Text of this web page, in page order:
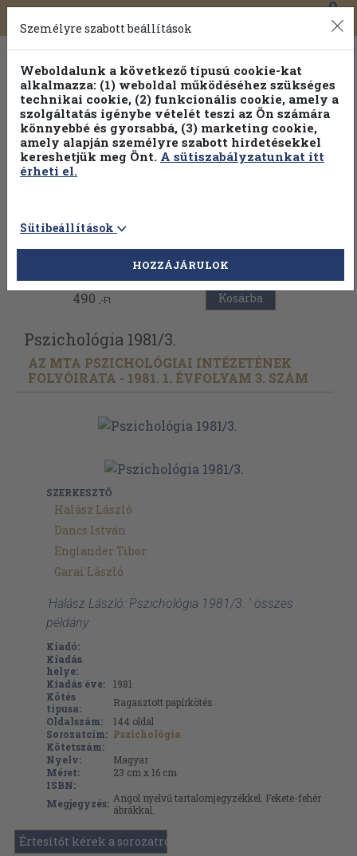
Toggle
navigation
0
Válogasson több mint 30 000 kötet közül
Hobbi témakörökben20% kedvezménnyel!
Vissza az előző oldalra
490 ,-Ft Kosárba
Pszichológia 1981/3.
AZ MTA PSZICHOLÓGIAI INTÉZETÉNEK
FOLYÓIRATA - 1981. 1. ÉVFOLYAM 3. SZÁM
SZERKESZTŐ
Halász László
Dancs István
Englander Tibor
Garai László
'Halász László: Pszichológia 1981/3. ' összes
példány
Kiadó:
Kiadás
helye:
Kiadás éve:
1981
Kötés
típusa:
Ragasztott papírkötés
Oldalszám:
144 oldal
Sorozatcím: Pszichológia
Kötetszám:
Nyelv:
Magyar
Méret:
23 cm x 16 cm
ISBN:
Megjegyzés: Angol nyelvű tartalomjegyzékkel. Fekete-fehér
ábrákkal.
Értesítőt kérek a sorozatról
Személyre szabott beállítások
Weboldalunk a következő típusú cookie-kat
alkalmazza: (1) weboldal működéséhez szükséges
technikai cookie, (2) funkcionális cookie, amely a
szolgáltatás igénybe vételét teszi az Ön számára
könnyebbé és gyorsabbá, (3) marketing cookie,
amely alapján személyre szabott hirdetésekkel
kereshetjük meg Önt. A sütiszabályzatunkat itt
érheti el.
Sütibeállítások
HOZZÁJÁRULOK